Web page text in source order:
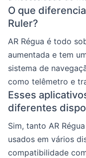
O que
Ruler?
AR Régua é todo
aumentada e tem
sistema de
como telêmetro e
Esses
diferentes
Sim, tanto AR
usados em vários
compatibilidade